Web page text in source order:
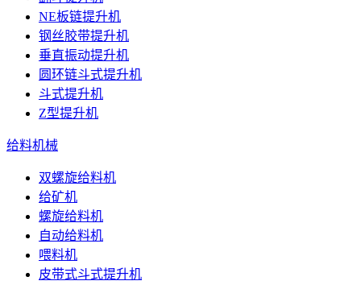
NE板链提升机
钢丝胶带提升机
垂直振动提升机
圆环链斗式提升机
斗式提升机
Z型提升机
给料机械
双螺旋给料机
给矿机
螺旋给料机
自动给料机
喂料机
皮带式斗式提升机